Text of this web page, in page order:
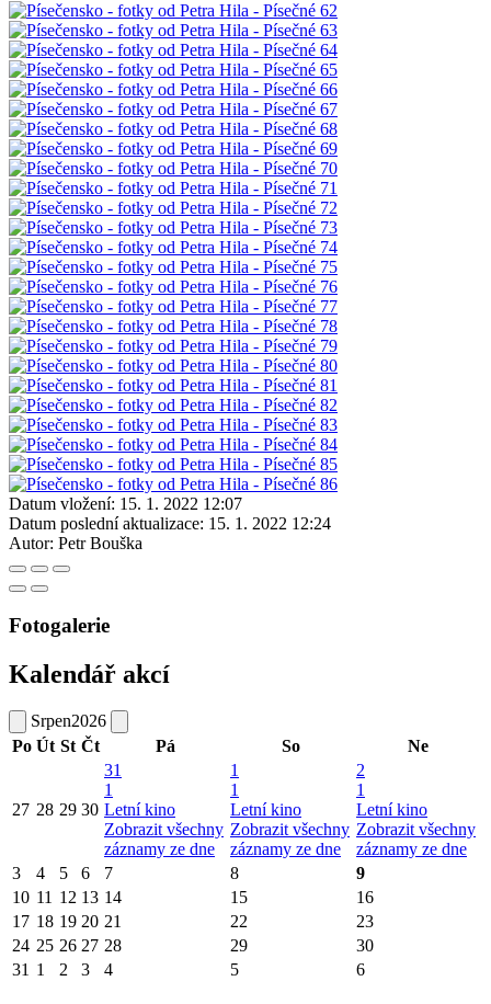
Datum vložení: 15. 1. 2022 12:07
Datum poslední aktualizace: 15. 1. 2022 12:24
Autor: Petr Bouška
Fotogalerie
Kalendář akcí
Srpen2026
Po Út St Čt Pá So Ne
27 28 29 30
31
1
Letní kino
Zobrazit všechny
záznamy ze dne
1
1
Letní kino
Zobrazit všechny
záznamy ze dne
2
1
Letní kino
Zobrazit všechny
záznamy ze dne
3
4 5 6 7 8
9
10 11 12 13 14 15
16
17 18 19 20 21 22
23
24 25 26 27 28 29
30
31 1 2 3 4 5 6